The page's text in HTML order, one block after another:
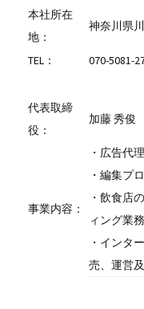
本社所在
地：
神奈川県
TEL： 070-5081-
代表取締
役：
加藤 秀俊
事業内容：
・広告代
・編集プ
・飲食店
ィング業務
・インタ
売、運営